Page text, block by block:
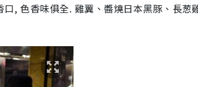
, 色香味俱全. 雞翼、醬燒日本黑豚、長葱